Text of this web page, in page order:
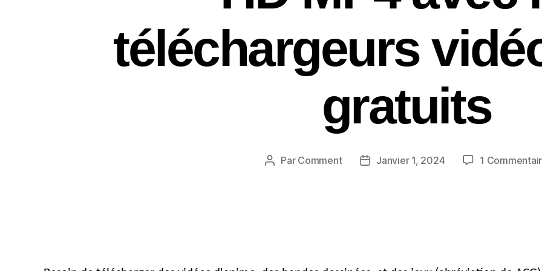
téléchargeurs
gratuits
Auteur
Par Comment
DateJanvier 1, 2024 1